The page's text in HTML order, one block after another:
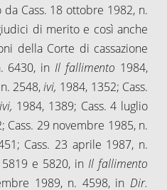
Cass. 18 ottobre 1982, n.
di merito e così anche
della Corte di cassazione
6430, in Il fallimento 1984,
2548,ivi, 1984, 1352; Cass.
ivi, 1984, 1389; Cass. 4 luglio
Cass. 29 novembre 1985, n.
Cass. 23 aprile 1987, n.
e 5820, in Il fallimento
1989, n. 4598, in Dir.